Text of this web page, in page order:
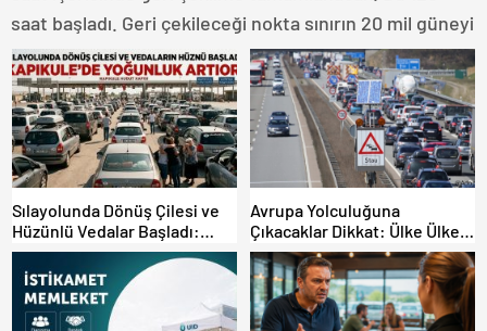
saat başladı. Geri çekileceği nokta sınırın 20 mil güneyi
Sılayolunda Dönüş Çilesi ve
Hüzünlü Vedalar Başladı:
Kapıkule’de Yoğunluk Artıyor!
Avrupa Yolculuğuna
Çıkacaklar Dikkat: Ülke Ülke
Güncel Trafik Kuralları,
Avrupa Otoyol Hız Limitleri